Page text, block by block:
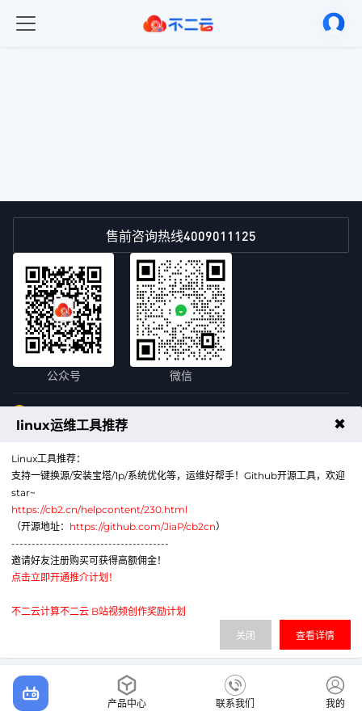
售前咨询热线4009011125
公众号 微信
网站备案号：辽ICP备2024043856号-6
辽公网安备：21011302000430号
首页 产品中心 联系我们 我的
linux运维工具推荐 ✖
Linux工具推荐：
支持一键换源/安装宝塔/1p/系统优化等，运维好帮手！Github开源工具，欢迎
star~
https://cb2.cn/helpcontent/230.html
（开源地址： https://github.com/JiaP/cb2cn）
---------------------------------------
邀请好友注册购买可获得高额佣金！
点击立即开通推介计划！
不二云计算不二云 B站视频创作奖励计划
查看详情
关闭